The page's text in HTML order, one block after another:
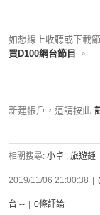
如想線上收聽或下載
買D100網台節目
。
新建帳戶，這請按此
相關搜尋: 小卓 , 旅遊鍾
2019/11/06 21:00:38
台 -- 0條評論